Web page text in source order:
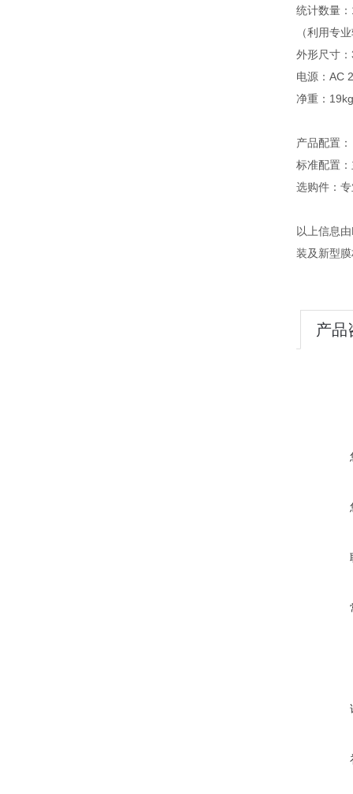
统计数量
（利用专
外形尺寸
电源：AC
净重：19kg
产品配置：
标准配置
选购件：
以上信息
装及新型
产品